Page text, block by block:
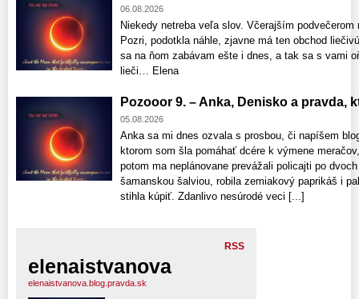
06.08.2026
Niekedy netreba veľa slov. Včerajším
Pozri, podotkla náhle, zjavne má ten obchod
sa na ňom zabávam ešte i dnes, a tak sa s vami
lieči… Elena
Pozooor 9. – Anka, Denisko a pravda,
05.08.2026
Anka sa mi dnes ozvala s prosbou, či napíšem
ktorom som šla pomáhať dcére k výmene
potom ma neplánovane prevážali policajti po
šamanskou šalviou, robila zemiakový paprikáš i
stihla kúpiť. Zdanlivo nesúrodé veci [...]
RSS
elenaistvanova
elenaistvanova.blog.pravda.sk